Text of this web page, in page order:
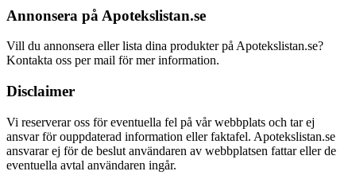
Annonsera på Apotekslistan.se
Vill du annonsera eller lista dina produkter på Apotekslistan.se?
Kontakta oss per mail för mer information.
Disclaimer
Vi reserverar oss för eventuella fel på vår webbplats och tar ej
ansvar för ouppdaterad information eller faktafel. Apotekslistan.se
ansvarar ej för de beslut användaren av webbplatsen fattar eller de
eventuella avtal användaren ingår.